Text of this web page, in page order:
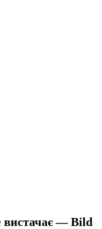
вистачає — Bild